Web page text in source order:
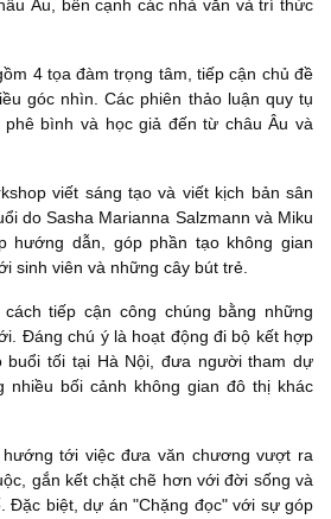
Âu, bên cạnh các nhà văn và trí thức
4 tọa đàm trọng tâm, tiếp cận chủ đề
góc nhìn. Các phiên thảo luận quy tụ
bình và học giả đến từ châu Âu và
viết sáng tạo và viết kịch bản sân
do Sasha Marianna Salzmann và Miku
hướng dẫn, góp phần tạo không gian
sinh viên và những cây bút trẻ.
tiếp cận công chúng bằng những
Đáng chú ý là hoạt động đi bộ kết hợp
buổi tối tại Hà Nội, đưa người tham dự
nhiều bối cảnh không gian đô thị khác
tới việc đưa văn chương vượt ra
gắn kết chặt chẽ hơn với đời sống và
Đặc biệt, dự án "Chặng đọc" với sự góp